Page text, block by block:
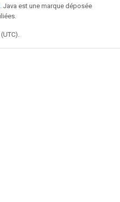
. Java est une marque déposée